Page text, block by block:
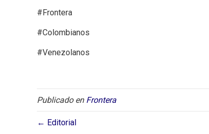
#Frontera
#Colombianos
#Venezolanos
Publicado en Frontera
← Editorial